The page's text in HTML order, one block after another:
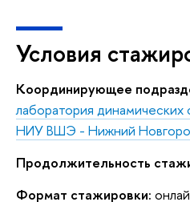
Условия
Координирующее
лаборатория
НИУ ВШЭ - Нижний
Продолжительность
Формат стажировки: